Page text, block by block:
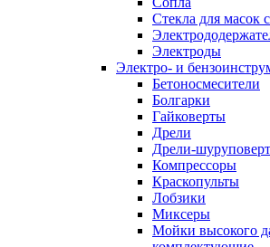
Стекла для масок
Электроды
Электро- и
Бетоносмесители
Болгарки
Гайковерты
Дрели
Дрели-
Компрессоры
Краскопульты
Лобзики
Миксеры
Мойки высокого